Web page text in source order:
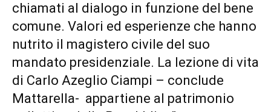
chiamati al dialogo in funzione del bene
comune. Valori ed esperienze che hanno
nutrito il magistero civile del suo
mandato presidenziale. La lezione di vita
di Carlo Azeglio Ciampi – conclude
Mattarella- appartiene al patrimonio